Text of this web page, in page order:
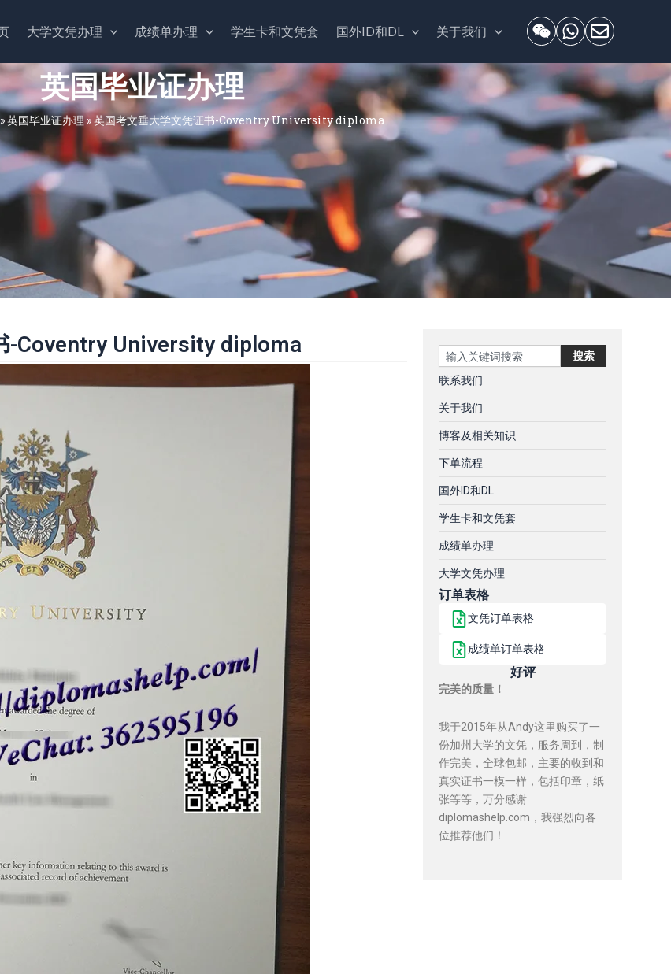
大学文凭办理 成绩单办理 学生卡和文凭套 国外ID和DL 关于我们
英国毕业证办理
»英国毕业证办理»英国考文垂大学文凭证书-Coventry University diploma
-Coventry University diploma Search 搜索
联系我们
关于我们
博客及相关知识
下单流程
国外ID和DL
学生卡和文凭套
成绩单办理
大学文凭办理
订单表格
文凭订单表格
成绩单订单表格
好评
完美的质量！
我于2015年从Andy这里购买了一
份加州大学的文凭，服务周到，制
作完美，全球包邮，主要的收到和
真实证书一模一样，包括印章，纸
张等等，万分感谢
diplomashelp.com，我强烈向各
位推荐他们！